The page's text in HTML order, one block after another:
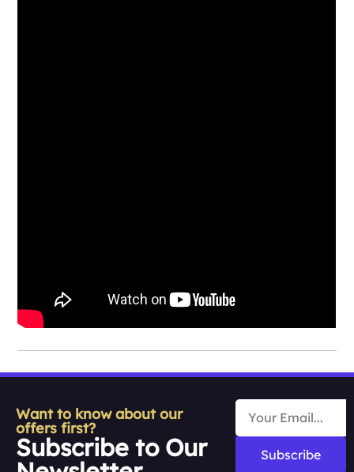
Want to know about our
offers first?
Subscribe to Our Subscribe